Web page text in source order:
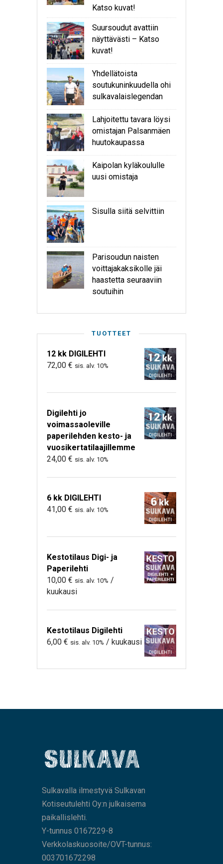
Katso kuvat!
Suursoudut avattiin
näyttävästi – Katso
kuvat!
Yhdellätoista
soutukuninkuudella ohi
sulkavalaislegendan
Lahjoitettu tavara löysi
omistajan Palsanmäen
huutokaupassa
Kaipolan kyläkoululle
uusi omistaja
Sisulla siitä selvittiin
Parisoudun naisten
voittajakaksikolle jäi
haastetta seuraaviin
soutuihin
TUOTTEET
12 kk DIGILEHTI
72,00 € sis. alv. 10%
Digilehti jo
voimassaoleville
paperilehden kesto- ja
vuosikertatilaajillemme
24,00 € sis. alv. 10%
6 kk DIGILEHTI
41,00 € sis. alv. 10%
Kestotilaus Digi- ja
Paperilehti
10,00 € sis. alv. 10% /
kuukausi
Kestotilaus Digilehti
6,00 € sis. alv. 10% / kuukausi
Sulkavalla ilmestyvä Sulkavan
Kotiseutulehti Oy:n julkaisema
paikallislehti.
Y-tunnus 0167229-8
Verkkolaskuosoite/OVT-tunnus:
003701672298